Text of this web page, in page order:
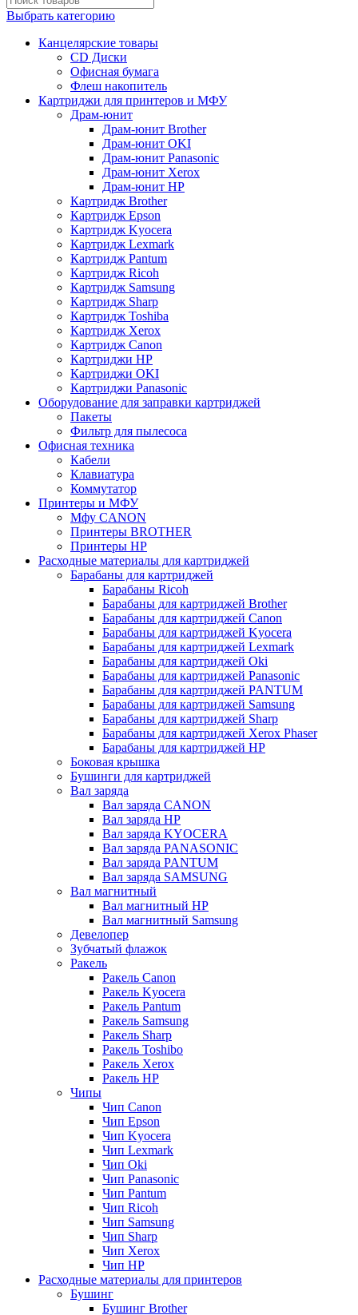
Выбрать категорию
Канцелярские товары
CD Диски
Офисная бумага
Флеш накопитель
Картриджи для принтеров и МФУ
Драм-юнит
Драм-юнит Brother
Драм-юнит OKI
Драм-юнит Panasonic
Драм-юнит Xerox
Драм-юнит НР
Картридж Brother
Картридж Epson
Картридж Kyocera
Картридж Lexmark
Картридж Pantum
Картридж Ricoh
Картридж Samsung
Картридж Sharp
Картридж Toshiba
Картридж Xerox
Картридж Сanon
Картриджи HP
Картриджи OKI
Картриджи Panasonic
Оборудование для заправки картриджей
Пакеты
Фильтр для пылесоса
Офисная техника
Кабели
Клавиатура
Коммутатор
Принтеры и МФУ
Мфу CANON
Принтеры BROTHER
Принтеры HP
Расходные материалы для картриджей
Барабаны для картриджей
Барабаны Ricoh
Барабаны для картриджей Brother
Барабаны для картриджей Canon
Барабаны для картриджей Kyocera
Барабаны для картриджей Lexmark
Барабаны для картриджей Oki
Барабаны для картриджей Panasonic
Барабаны для картриджей PANTUM
Барабаны для картриджей Samsung
Барабаны для картриджей Sharp
Барабаны для картриджей Xerox Phaser
Барабаны для картриджей НР
Боковая крышка
Бушинги для картриджей
Вал заряда
Вал заряда CANON
Вал заряда HP
Вал заряда KYOCERA
Вал заряда PANASONIC
Вал заряда PANTUM
Вал заряда SAMSUNG
Вал магнитный
Вал магнитный HP
Вал магнитный Samsung
Девелопер
Зубчатый флажок
Ракель
Ракель Canon
Ракель Kyocera
Ракель Pantum
Ракель Samsung
Ракель Sharp
Ракель Toshibo
Ракель Xerox
Ракель НР
Чипы
Чип Canon
Чип Epson
Чип Kyocera
Чип Lexmark
Чип Oki
Чип Panasonic
Чип Pantum
Чип Ricoh
Чип Samsung
Чип Sharp
Чип Xerox
Чип НР
Расходные материалы для принтеров
Бушинг
Бушинг Brother